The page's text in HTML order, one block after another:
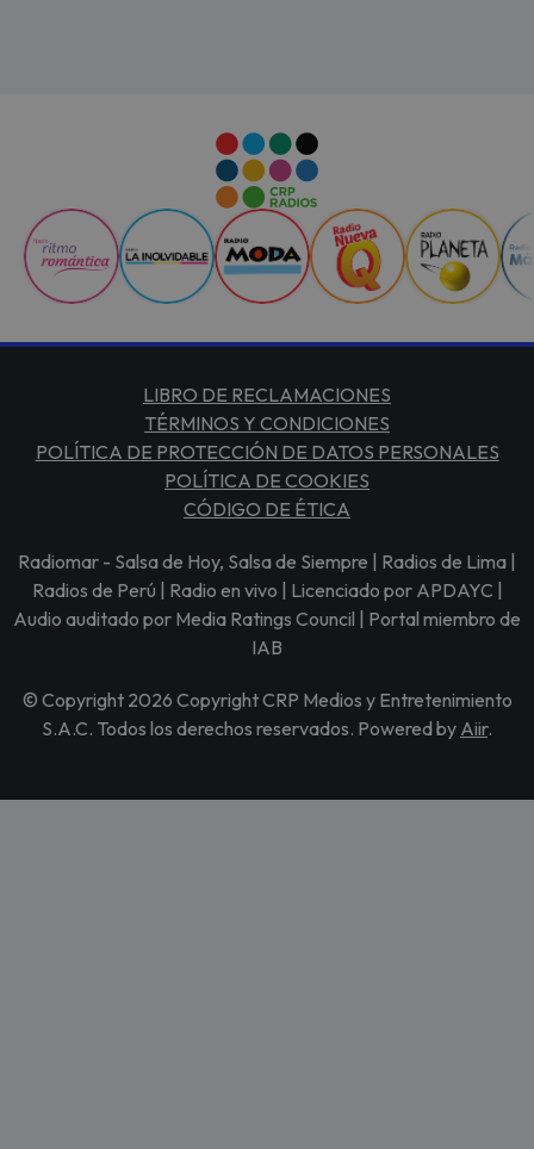
LIBRO DE RECLAMACIONES
TÉRMINOS Y CONDICIONES
POLÍTICA DE PROTECCIÓN DE DATOS PERSONALES
POLÍTICA DE COOKIES
CÓDIGO DE ÉTICA
Radiomar - Salsa de Hoy, Salsa de Siempre | Radios de Lima |
Radios de Perú | Radio en vivo | Licenciado por APDAYC |
Audio auditado por Media Ratings Council | Portal miembro de
IAB
© Copyright 2026 Copyright CRP Medios y Entretenimiento
S.A.C. Todos los derechos reservados. Powered by Aiir.